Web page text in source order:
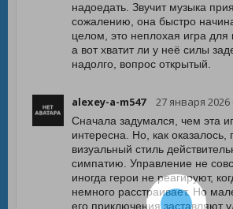
надоедать. Звучит музыка
сожалению, она быстро
целом, это неплохая игра для
а вот хватит ли у неё силы
надолго, вопрос открытый.
alexey-a-m547 27 января 2026
Сначала задумался, чем эта
интересна. Но, как оказалось,
визуальный стиль
симпатию. Управление не
иногда герои не реагируют,
немного расстраивает. Но
его приключения заставляют